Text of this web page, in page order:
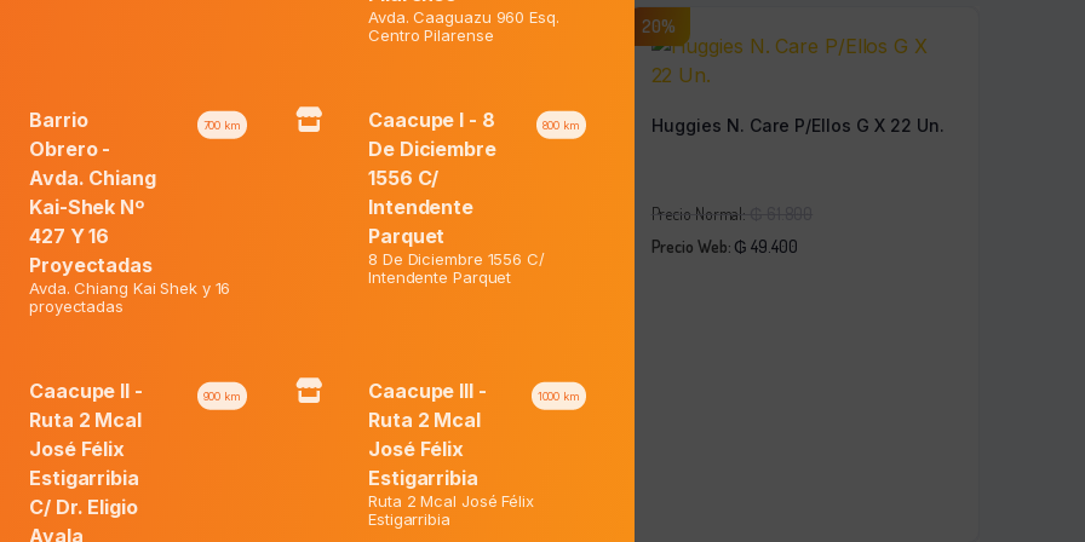
₲36.300El
precio
original
₲16.300El
precio
Huggies Active Sec G X 44 Unid.
precio
original
era:
₲ 88.200.
Precio Web:₲70.600El
precio
actual
es:
₲ 70.600.
20%
Huggies N. Care P/Ellos G X 22 Un.
Precio Normal:
Precio Web: ₲ 49.400El
Avda. Caaguazu 960 Esq.
Centro Pilarense
Barrio
Obrero -
Avda. Chiang
Kai-Shek Nº
427 Y 16
Proyectadas
700 km
Avda. Chiang Kai Shek y 16
proyectadas
Caacupe I - 8
De Diciembre
1556 C/
Intendente
Parquet
800 km
8 De Diciembre 1556 C/
Intendente Parquet
Caacupe II -
Ruta 2 Mcal
José Félix
Estigarribia
C/ Dr. Eligio
Ayala
900 km
Caacupe III -
Ruta 2 Mcal
José Félix
Estigarribia
1000 km
Ruta 2 Mcal José Félix
Estigarribia